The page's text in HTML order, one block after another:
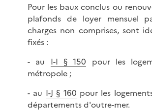
Pour les baux conclus ou
plafonds de loyer mensuel
charges non comprises, sont
fixés :
- au I-I § 150 pour les
métropole ;
- au I-J § 160 pour les
départements d'outre-mer.